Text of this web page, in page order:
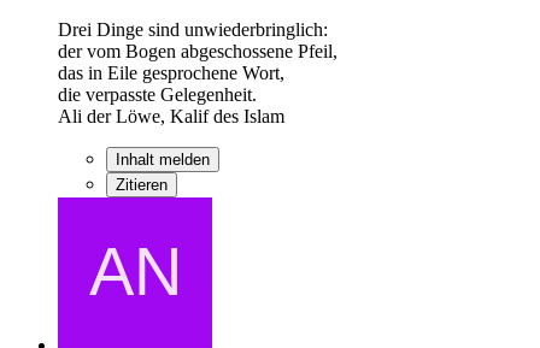
Drei Dinge sind unwiederbringlich:
der vom Bogen abgeschossene Pfeil,
das in Eile gesprochene Wort,
die verpasste Gelegenheit.
Ali der Löwe, Kalif des Islam
Inhalt melden
Zitieren